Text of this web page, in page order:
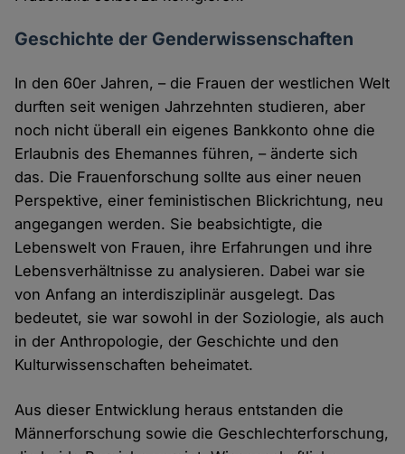
Geschichte der Genderwissenschaften
In den 60er Jahren, – die Frauen der westlichen Welt
durften seit wenigen Jahrzehnten studieren, aber
noch nicht überall ein eigenes Bankkonto ohne die
Erlaubnis des Ehemannes führen, – änderte sich
das. Die Frauenforschung sollte aus einer neuen
Perspektive, einer feministischen Blickrichtung, neu
angegangen werden. Sie beabsichtigte, die
Lebenswelt von Frauen, ihre Erfahrungen und ihre
Lebensverhältnisse zu analysieren. Dabei war sie
von Anfang an interdisziplinär ausgelegt. Das
bedeutet, sie war sowohl in der Soziologie, als auch
in der Anthropologie, der Geschichte und den
Kulturwissenschaften beheimatet.
Aus dieser Entwicklung heraus entstanden die
Männerforschung sowie die Geschlechterforschung,